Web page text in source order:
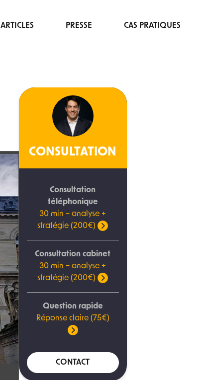
ARTICLES PRESSE CAS PRATIQUES
CONSULTATION
Consultation
téléphonique
30 min – analyse +
stratégie (200€)
Consultation cabinet
30 min – analyse +
stratégie (200€)
Question rapide
Réponse claire (75€)
CONTACT